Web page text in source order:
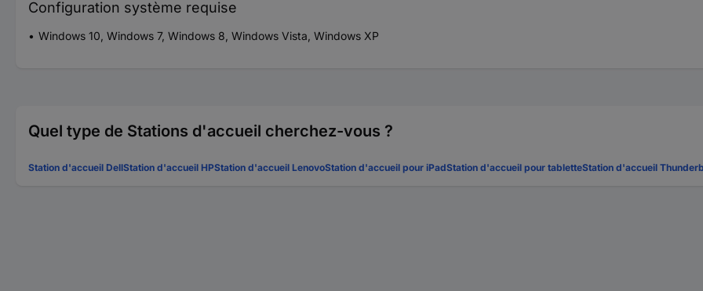
Configuration système requise
Windows 10, Windows 7, Windows 8, Windows Vista, Windows XP
Quel type de Stations d'accueil cherchez-vous ?
Station d'accueil DellStation d'accueil HPStation d'accueil LenovoStation d'accueil pour iPadStation d'accueil pour tabletteStation d'accueil